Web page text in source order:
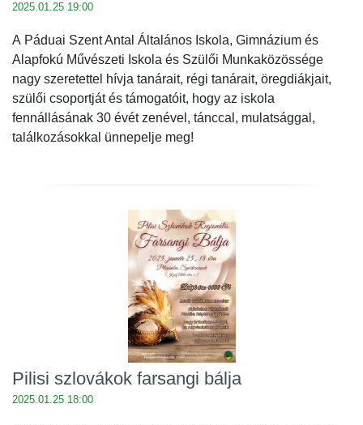
2025.01.25 19:00
A Páduai Szent Antal Általános Iskola, Gimnázium és
Alapfokú Művészeti Iskola és Szülői Munkaközössége
nagy szeretettel hívja tanárait, régi tanárait, öregdiákjait,
szülői csoportját és támogatóit, hogy az iskola
fennállásának 30 évét zenével, tánccal, mulatsággal,
találkozásokkal ünnepelje meg!
Pilisi szlovákok farsangi bálja
2025.01.25 18:00